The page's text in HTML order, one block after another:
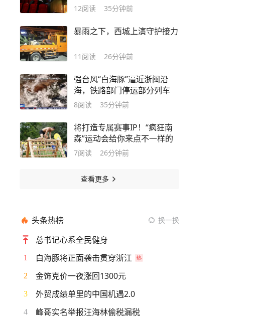
12阅读 35分钟前
暴雨之下，西城上演守护接力
11 阅读 26分钟前
强台风“白海豚”逼近浙闽沿
海，铁路部门停运部分列车
8阅读 35分钟前
将打造专属赛事IP！“疯狂南
森”运动会给你来点不一样的
7阅读 26分钟前
查看更多
头条热榜 换一换
总书记心系全民健身
1 白海豚将正面袭击贯穿浙江
2 金饰克价一夜涨回1300元
3 外贸成绩单里的中国机遇2.0
4 峰哥实名举报汪海林偷税漏税